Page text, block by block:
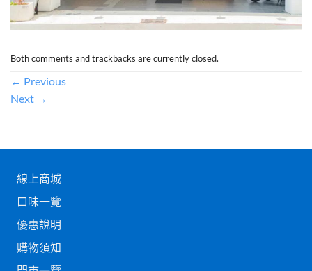
Both comments and trackbacks are currently closed.
← Previous
Next →
線上商城
口味一覽
優惠說明
購物須知